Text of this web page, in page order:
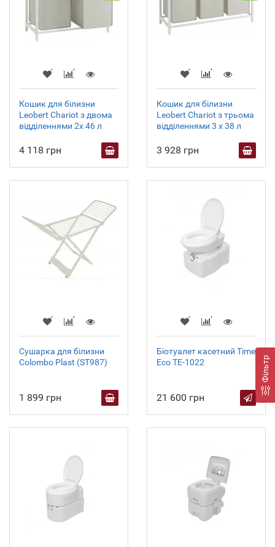
Фільтр
Кошик для білизни
Leobert Chariot з двома
відділеннями 2x 46 л
4 118 грн
Кошик для білизни
Leobert Chariot з трьома
відділеннями 3 x 38 л
3 928 грн
Сушарка для білизни
Colombo Plast (ST987)
1 899 грн
Біотуалет касетний Time
Eco TE-1022
21 600 грн